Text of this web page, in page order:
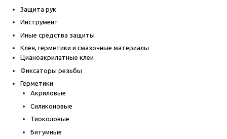
Защита рук
Инструмент
Иные средства защиты
Клея, герметики и смазочные материалы
Цианоакрилатные клеи
Фиксаторы резьбы
Герметики
Акриловые
Силиконовые
Тиоколовые
Битумные